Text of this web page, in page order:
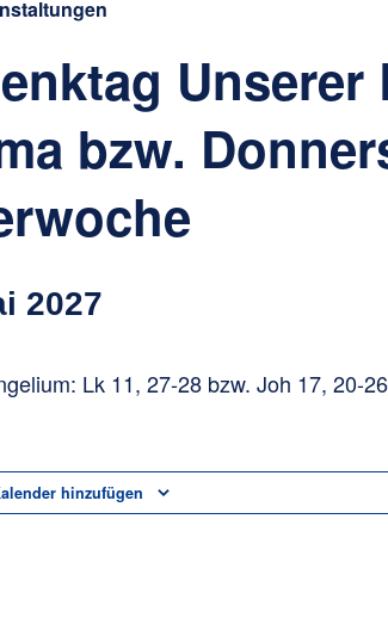
bzw.
2027
Lk 11, 27-28 bzw. Joh 17, 20-26
hinzufügen